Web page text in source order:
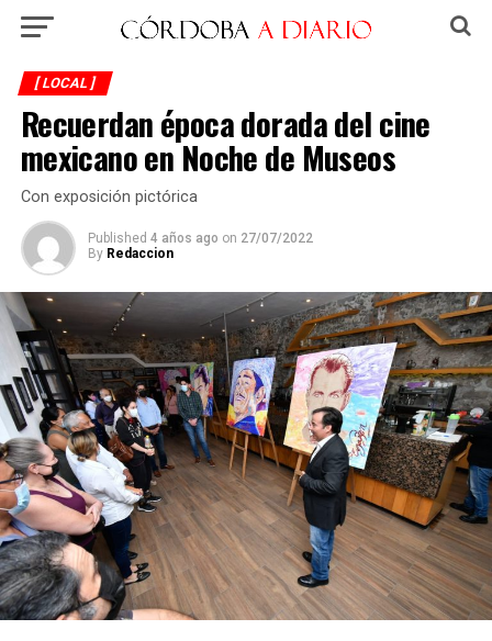
[ LOCAL ]
Recuerdan época dorada del cine
mexicano en Noche de Museos
Con exposición pictórica
Published 4 años ago on 27/07/2022
By Redaccion